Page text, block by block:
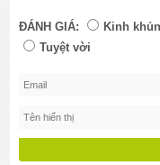
ĐÁNH GIÁ: Kinh
Tuyệt vời